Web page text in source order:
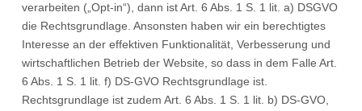
verarbeiten („Opt-in“), dann ist Art. 6 Abs. 1 S. 1 lit. a) DSGVO
die Rechtsgrundlage. Ansonsten haben wir ein berechtigtes
Interesse an der effektiven Funktionalität, Verbesserung und
wirtschaftlichen Betrieb der Website, so dass in dem Falle Art.
6 Abs. 1 S. 1 lit. f) DS-GVO Rechtsgrundlage ist.
Rechtsgrundlage ist zudem Art. 6 Abs. 1 S. 1 lit. b) DS-GVO,